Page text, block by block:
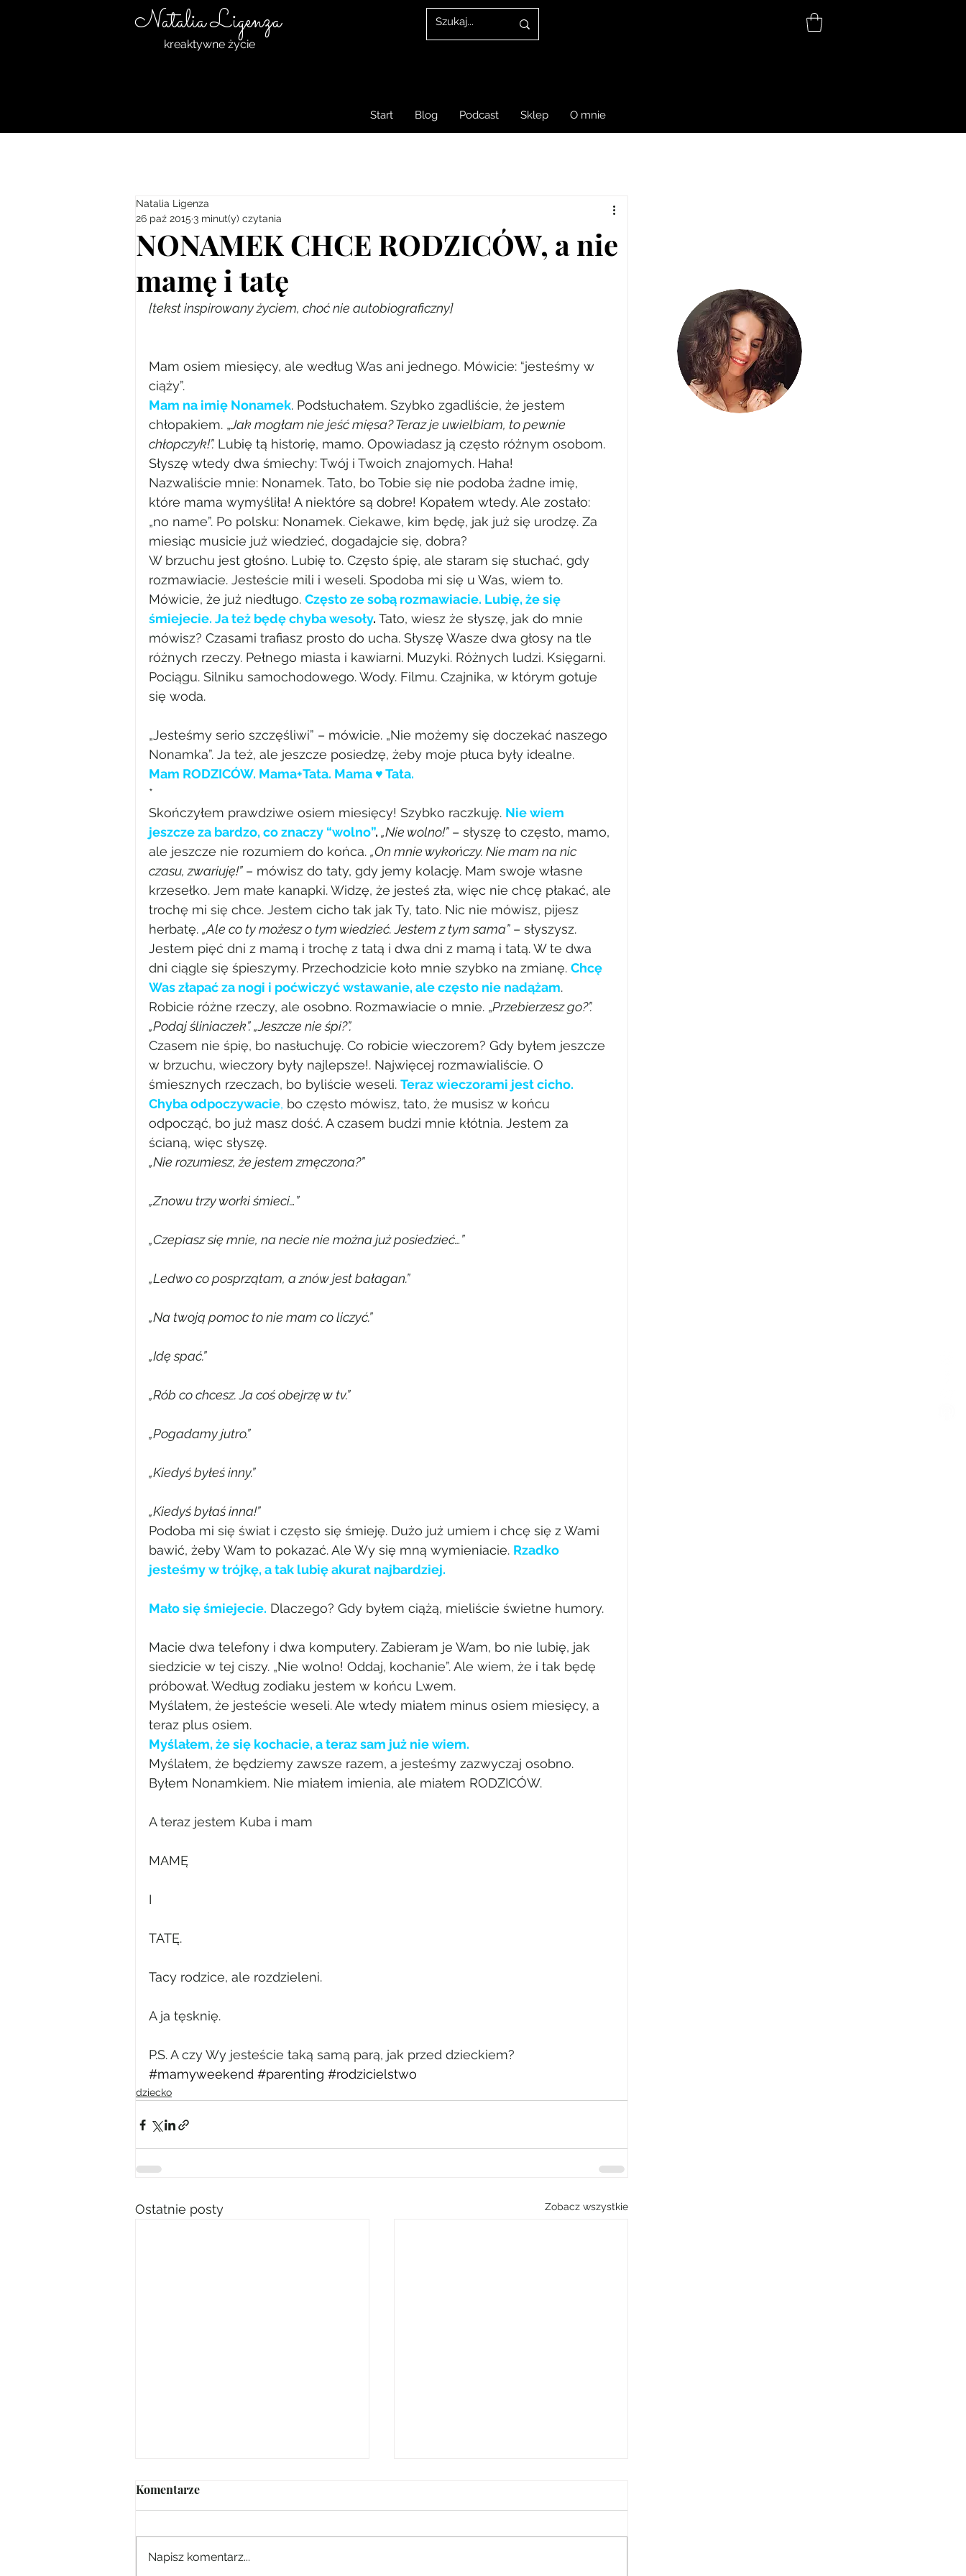
Natalia Ligenza
kreaktywne życie
Start Blog Podcast Sklep O mnie
NONAMEK CHCE RODZICÓW, a nie
mamę i tatę
Natalia Ligenza
26 paź 2015 3 minut(y) czytania
[tekst inspirowany życiem, choć nie autobiograficzny]
Mam osiem miesięcy, ale według Was ani jednego. Mówicie: “jesteśmy w
ciąży”.
Mam na imię Nonamek. Podsłuchałem. Szybko zgadliście, że jestem
chłopakiem. „Jak mogłam nie jeść mięsa? Teraz je uwielbiam, to pewnie
chłopczyk!”. Lubię tą historię, mamo. Opowiadasz ją często różnym osobom.
Słyszę wtedy dwa śmiechy: Twój i Twoich znajomych. Haha!
Nazwaliście mnie: Nonamek. Tato, bo Tobie się nie podoba żadne imię,
które mama wymyśliła! A niektóre są dobre! Kopałem wtedy. Ale zostało:
„no name”. Po polsku: Nonamek. Ciekawe, kim będę, jak już się urodzę. Za
miesiąc musicie już wiedzieć, dogadajcie się, dobra?
W brzuchu jest głośno. Lubię to. Często śpię, ale staram się słuchać, gdy
rozmawiacie. Jesteście mili i weseli. Spodoba mi się u Was, wiem to.
Mówicie, że już niedługo. Często ze sobą rozmawiacie. Lubię, że się
śmiejecie. Ja też będę chyba wesoły. Tato, wiesz że słyszę, jak do mnie
mówisz? Czasami trafiasz prosto do ucha. Słyszę Wasze dwa głosy na tle
różnych rzeczy. Pełnego miasta i kawiarni. Muzyki. Różnych ludzi. Księgarni.
Pociągu. Silniku samochodowego. Wody. Filmu. Czajnika, w którym gotuje
się woda.
„Jesteśmy serio szczęśliwi” – mówicie. „Nie możemy się doczekać naszego
Nonamka”. Ja też, ale jeszcze posiedzę, żeby moje płuca były idealne.
Mam RODZICÓW. Mama+Tata. Mama ♥ Tata.
*
Skończyłem prawdziwe osiem miesięcy! Szybko raczkuję. Nie wiem
jeszcze za bardzo, co znaczy “wolno”. „Nie wolno!” – słyszę to często, mamo,
ale jeszcze nie rozumiem do końca. „On mnie wykończy. Nie mam na nic
czasu, zwariuję!” – mówisz do taty, gdy jemy kolację. Mam swoje własne
krzesełko. Jem małe kanapki. Widzę, że jesteś zła, więc nie chcę płakać, ale
trochę mi się chce. Jestem cicho tak jak Ty, tato. Nic nie mówisz, pijesz
herbatę. „Ale co ty możesz o tym wiedzieć. Jestem z tym sama” – słyszysz.
Jestem pięć dni z mamą i trochę z tatą i dwa dni z mamą i tatą. W te dwa
dni ciągle się śpieszymy. Przechodzicie koło mnie szybko na zmianę. Chcę
Was złapać za nogi i poćwiczyć wstawanie, ale często nie nadążam.
Robicie różne rzeczy, ale osobno. Rozmawiacie o mnie. „Przebierzesz go?”.
„Podaj śliniaczek”. „Jeszcze nie śpi?”.
Czasem nie śpię, bo nasłuchuję. Co robicie wieczorem? Gdy byłem jeszcze
w brzuchu, wieczory były najlepsze!. Najwięcej rozmawialiście. O
śmiesznych rzeczach, bo byliście weseli. Teraz wieczorami jest cicho.
Chyba odpoczywacie, bo często mówisz, tato, że musisz w końcu
odpocząć, bo już masz dość. A czasem budzi mnie kłótnia. Jestem za
ścianą, więc słyszę.
„Nie rozumiesz, że jestem zmęczona?”
„Znowu trzy worki śmieci…”
„Czepiasz się mnie, na necie nie można już posiedzieć…”
„Ledwo co posprzątam, a znów jest bałagan.”
„Na twoją pomoc to nie mam co liczyć.”
„Idę spać.”
„Rób co chcesz. Ja coś obejrzę w tv.”
„Pogadamy jutro.”
„Kiedyś byłeś inny.”
„Kiedyś byłaś inna!”
Podoba mi się świat i często się śmieję. Dużo już umiem i chcę się z Wami
bawić, żeby Wam to pokazać. Ale Wy się mną wymieniacie. Rzadko
jesteśmy w trójkę, a tak lubię akurat najbardziej.
Mało się śmiejecie. Dlaczego? Gdy byłem ciążą, mieliście świetne humory.
Macie dwa telefony i dwa komputery. Zabieram je Wam, bo nie lubię, jak
siedzicie w tej ciszy. „Nie wolno! Oddaj, kochanie”. Ale wiem, że i tak będę
próbował. Według zodiaku jestem w końcu Lwem.
Myślałem, że jesteście weseli. Ale wtedy miałem minus osiem miesięcy, a
teraz plus osiem.
Myślałem, że się kochacie, a teraz sam już nie wiem.
Myślałem, że będziemy zawsze razem, a jesteśmy zazwyczaj osobno.
Byłem Nonamkiem. Nie miałem imienia, ale miałem RODZICÓW.
A teraz jestem Kuba i mam
MAMĘ
I
TATĘ.
Tacy rodzice, ale rozdzieleni.
A ja tęsknię.
P.S. A czy Wy jesteście taką samą parą, jak przed dzieckiem?
#mamyweekend #parenting #rodzicielstwo
dziecko
Ostatnie posty Zobacz wszystkie
Komentarze
Napisz komentarz...